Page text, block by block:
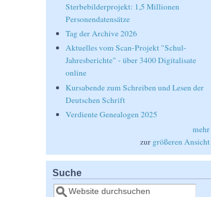
Sterbebilderprojekt: 1,5 Millionen
Personendatensätze
Tag der Archive 2026
Aktuelles vom Scan-Projekt "Schul-
Jahresberichte" - über 3400 Digitalisate
online
Kursabende zum Schreiben und Lesen der
Deutschen Schrift
Verdiente Genealogen 2025
mehr
zur größeren Ansicht
Suche
Suche